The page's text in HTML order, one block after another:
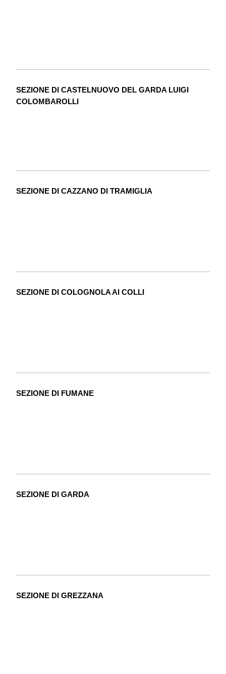
SEZIONE DI CASTELNUOVO DEL GARDA LUIGI
COLOMBAROLLI
SEZIONE DI CAZZANO DI TRAMIGLIA
SEZIONE DI COLOGNOLA AI COLLI
SEZIONE DI FUMANE
SEZIONE DI GARDA
SEZIONE DI GREZZANA